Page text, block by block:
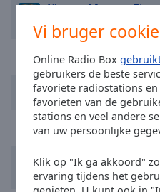
Vi bruger
Online Radio Box
gebruikers de beste
favoriete radiostations
favorieten van de
stations en veel andere
van uw persoonlijke
Klik op "Ik ga akkoord"
ervaring tijdens het
Size
Jürgen MarcusEine
neues Leben
Richard Clayderman
Engelbert
Roberta KellyAie
Engelbert
Quando